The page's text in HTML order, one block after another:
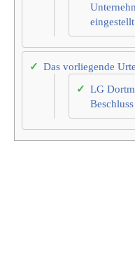
Das vorliegende
LG